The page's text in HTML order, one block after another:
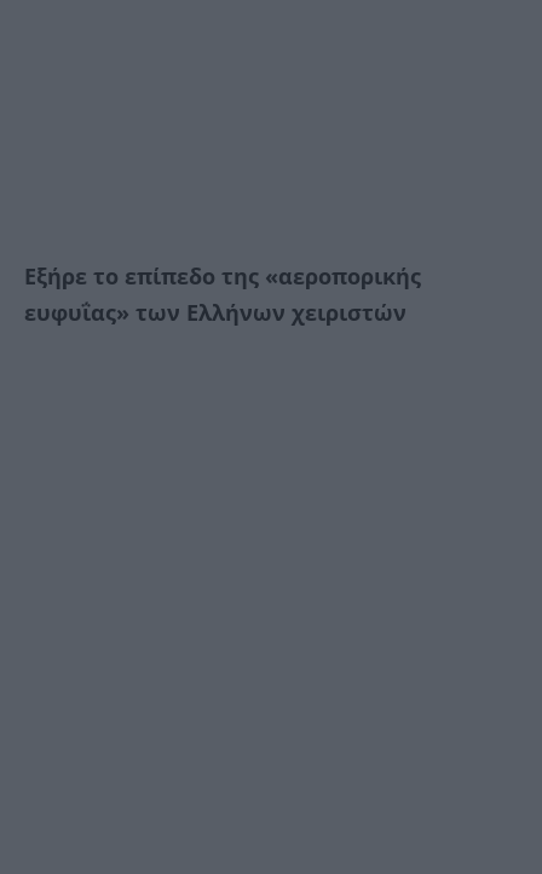
Εξήρε το επίπεδο της «αεροπορικής
ευφυΐας» των Ελλήνων χειριστών